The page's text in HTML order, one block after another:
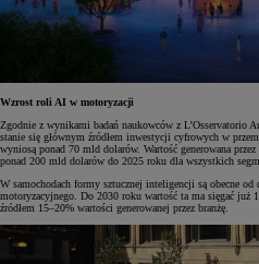
Wzrost roli AI w motoryzacji
Zgodnie z wynikami badań naukowców z L’Osservatorio
stanie się głównym źródłem inwestycji cyfrowych w
wyniosą ponad 70 mld dolarów. Wartość generowana
ponad 200 mld dolarów do 2025 roku dla wszystkich
W samochodach formy sztucznej inteligencji są obecne od
motoryzacyjnego. Do 2030 roku wartość ta ma sięgać już
źródłem 15–20% wartości generowanej przez branżę.